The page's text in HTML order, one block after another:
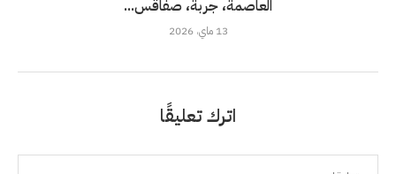
العاصمة، جربة، صفاقس...
13 ماي، 2026
اترك تعليقًا